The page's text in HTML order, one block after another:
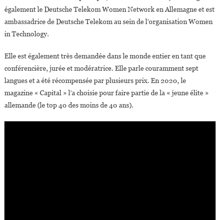
également le Deutsche Telekom Women Network en Allemagne et est
ambassadrice de Deutsche Telekom au sein de l’organisation Women
in Technology.
Elle est également très demandée dans le monde entier en tant que
conférencière, jurée et modératrice. Elle parle couramment sept
langues et a été récompensée par plusieurs prix. En 2020, le
magazine « Capital » l’a choisie pour faire partie de la « jeune élite »
allemande (le top 40 des moins de 40 ans).